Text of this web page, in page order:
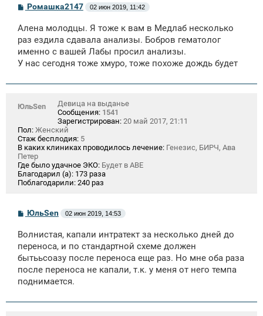
С
о
б
щ
н
и
Ромашка2147 02 июн 2019, 11:42
Алена молодцы. Я тоже к вам в Медлаб несколько
раз ездила сдавала анализы. Бобров гематолог
именно с вашей Лабы просил анализы.
У нас сегодня тоже хмуро, тоже похоже дождь будет
ЮльSen
Девица на выданье
Сообщения: 1541
Зарегистрирован: 20 май 2017, 21:11
Пол: Женский
Стаж бесплодия: 5
В каких клиниках проводилось лечение: Генезис, БИРЧ, Ава
Петер
Где было удачное ЭКО: Будет в АВЕ
Благодарил (а): 173 раза
Поблагодарили: 240 раз
С
о
б
щ
н
и
ЮльSen 02 июн 2019, 14:53
Волнистая, капали интратект за несколько дней до
переноса, и по стандартной схеме должен
бытььсоазу после переноса еще раз. Но мне оба раза
после переноса не капали, т.к. у меня от него темпа
поднимается.